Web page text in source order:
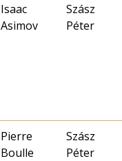
Isaac
Asimov
Szász
Péter
Pierre
Boulle
Szász
Péter